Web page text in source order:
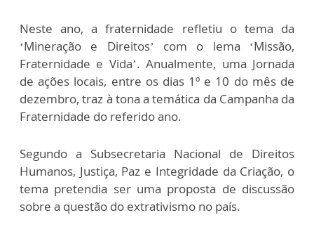
Neste ano, a fraternidade refletiu o tema da
‘Mineração e Direitos’ com o lema ‘Missão,
Fraternidade e Vida’. Anualmente, uma Jornada
de ações locais, entre os dias 1º e 10 do mês de
dezembro, traz à tona a temática da Campanha da
Fraternidade do referido ano.
Segundo a Subsecretaria Nacional de Direitos
Humanos, Justiça, Paz e Integridade da Criação, o
tema pretendia ser uma proposta de discussão
sobre a questão do extrativismo no país.